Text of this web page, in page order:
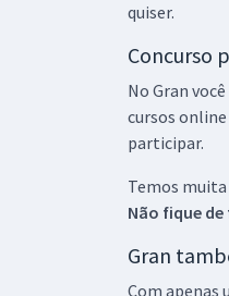
quiser.
Concurso
No Gran
cursos
participar.
Temos
Não fique
Gran
Com apenas